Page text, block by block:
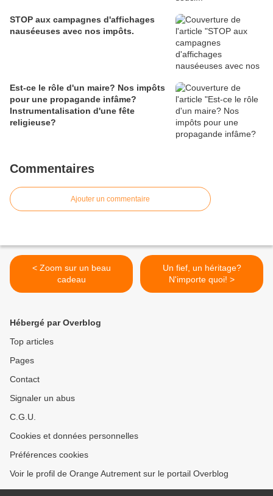
STOP aux campagnes d'affichages
nauséeuses avec nos impôts.
Est-ce le rôle d'un maire? Nos impôts
pour une propagande infâme?
Instrumentalisation d'une fête
religieuse?
Commentaires
Ajouter un commentaire
< Zoom sur un beau
cadeau
Un fief, un héritage?
N'importe quoi! >
Hébergé par Overblog
Top articles
Pages
Contact
Signaler un abus
C.G.U.
Cookies et données personnelles
Préférences cookies
Voir le profil de Orange Autrement sur le portail Overblog